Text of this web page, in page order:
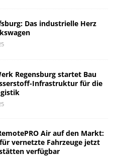
Das industrielle Herz
Regensburg startet Bau
Infrastruktur für die
Air auf den Markt:
vernetzte Fahrzeuge jetzt
verfügbar